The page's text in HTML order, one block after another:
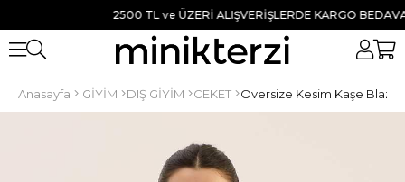
2500 TL ve ÜZERİ ALIŞVERİŞLERDE KARGO BEDAVA ●
Anasayfa GİYİM DIŞ GİYİM CEKET Oversize Kesim Kaşe